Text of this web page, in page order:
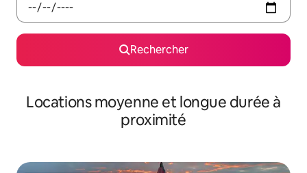
Rechercher
Locations moyenne et longue durée à
proximité